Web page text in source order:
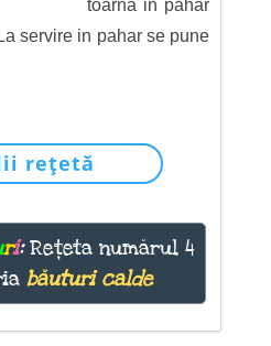
toarna in pahar
servire in pahar se pune
rețetă
ri:Rețeta numărul 4
băuturi calde